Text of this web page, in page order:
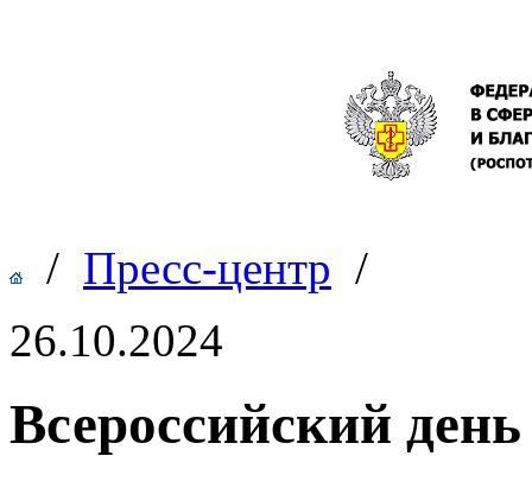
/ Пресс-центр /
26.10.2024
Всероссийский